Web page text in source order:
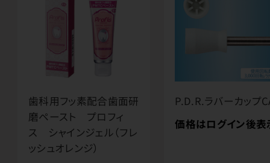
歯科用フッ素配合歯面研
磨ペースト プロフィ
ス シャインジェル（フレ
ッシュオレンジ）
P.D.R.ラバーカップ
価格はログイン後表